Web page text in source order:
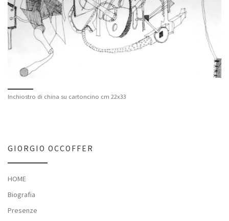
Inchiostro di china su cartoncino cm 22x33
GIORGIO OCCOFFER
HOME
Biografia
Presenze